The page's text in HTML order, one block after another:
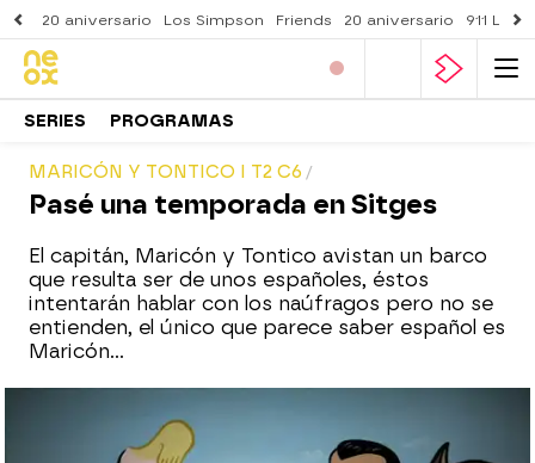
20 aniversario Los Simpson Friends 20 aniversario 911
SERIES PROGRAMAS
MARICÓN Y TONTICO I T2 C6
Pasé una temporada en Sitges
El capitán, Maricón y Tontico avistan un barco
que resulta ser de unos españoles, éstos
intentarán hablar con los naúfragos pero no se
entienden, el único que parece saber español es
Maricón...